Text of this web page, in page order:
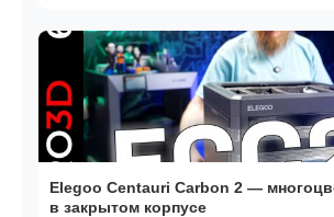
Elegoo Centauri Carbon 2 —
в закрытом корпусе